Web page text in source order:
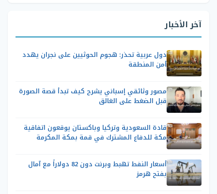
آخر الأخبار
دول عربية تحذر: هجوم الحوثيين على نجران يهدد
أمن المنطقة
مصور وثائقي إسباني يشرح كيف تبدأ قصة الصورة
قبل الضغط على الغالق
قادة السعودية وتركيا وباكستان يوقعون اتفاقية
مكة للدفاع المشترك في قمة بمكة المكرمة
أسعار النفط تهبط وبرنت دون 82 دولاراً مع آمال
بفتح هرمز